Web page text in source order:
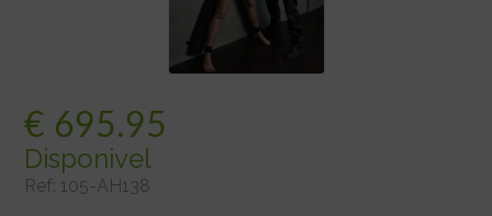
€ 695.95
Disponivel
Ref: 105-AH138